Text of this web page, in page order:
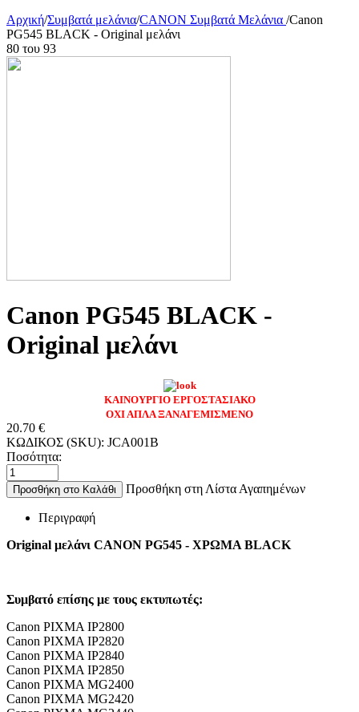
Αρχική/Συμβατά μελάνια/CANON Συμβατά Μελάνια /Canon
PG545 BLACK - Original μελάνι
80 του 93
Canon PG545 BLACK -
Original μελάνι
ΚΑΙΝΟΥΡΓΙΟ ΕΡΓΟΣΤΑΣΙΑΚΟ
ΟΧΙ ΑΠΛΑ ΞΑΝΑΓΕΜΙΣΜΕΝΟ
20.70 €
ΚΩΔΙΚΟΣ (SKU): JCA001B
Ποσότητα:
Προσθήκη στο Καλάθι Προσθήκη στη Λίστα Αγαπημένων
Περιγραφή
Original μελάνι CANON PG545 - ΧΡΩΜΑ BLACK
Συμβατό επίσης με τους εκτυπωτές:
Canon PIXMA IP2800
Canon PIXMA IP2820
Canon PIXMA IP2840
Canon PIXMA IP2850
Canon PIXMA MG2400
Canon PIXMA MG2420